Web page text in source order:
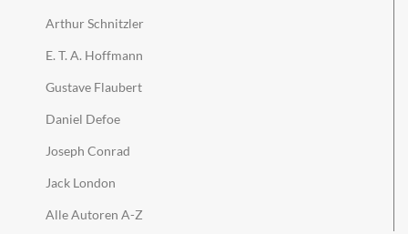
Arthur Schnitzler
E. T. A. Hoffmann
Gustave Flaubert
Daniel Defoe
Joseph Conrad
Jack London
Alle Autoren A-Z